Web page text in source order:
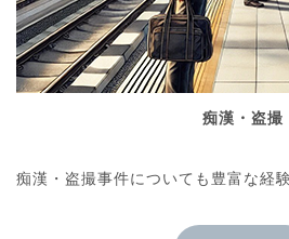
痴漢・盗撮
痴漢・盗撮事件についても豊富な経